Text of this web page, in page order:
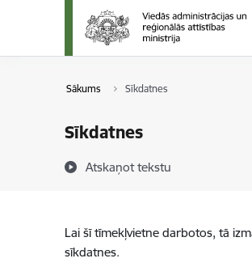
Pāriet uz lapas saturu
Sākums Sīkdatnes
Sīkdatnes
Atskaņot tekstu
Lai šī tīmekļvietne darbotos, tā
sīkdatnes.